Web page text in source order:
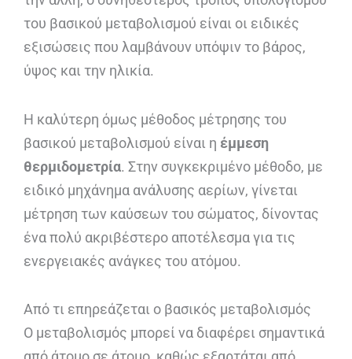
του βασικού μεταβολισμού είναι οι ειδικές
εξισώσεις που λαμβάνουν υπόψιν το βάρος,
ύψος και την ηλικία.
Η καλύτερη όμως μέθοδος μέτρησης του
βασικού μεταβολισμού είναι η έμμεση
θερμιδομετρία. Στην συγκεκριμένο μέθοδο, με
ειδικό μηχάνημα ανάλυσης αερίων, γίνεται
μέτρηση των καύσεων του σώματος, δίνοντας
ένα πολύ ακριβέστερο αποτέλεσμα για τις
ενεργειακές ανάγκες του ατόμου.
Από τι επηρεάζεται ο βασικός μεταβολισμός
Ο μεταβολισμός μπορεί να διαφέρει σημαντικά